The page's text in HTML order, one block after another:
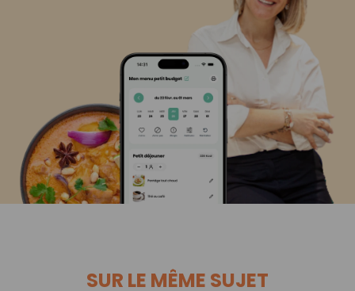
SUR LE MÊME SUJET